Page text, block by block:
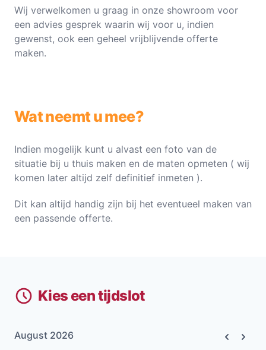
Wij verwelkomen u graag in onze showroom voor
een advies gesprek waarin wij voor u, indien
gewenst, ook een geheel vrijblijvende offerte
maken.
Wat neemt u mee?
Indien mogelijk kunt u alvast een foto van de
situatie bij u thuis maken en de maten opmeten ( wij
komen later altijd zelf definitief inmeten ).
Dit kan altijd handig zijn bij het eventueel maken van
een passende offerte.
Kies een tijdslot
August 2026